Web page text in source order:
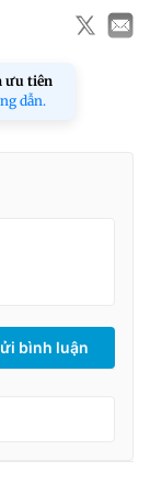
ưu tiên
dẫn.
bình luận